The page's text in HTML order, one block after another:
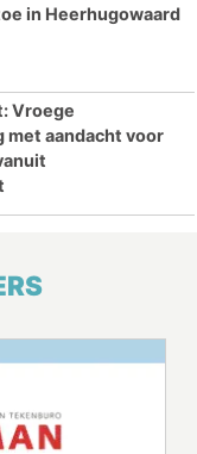
in Heerhugowaard
Vroege
aandacht voor